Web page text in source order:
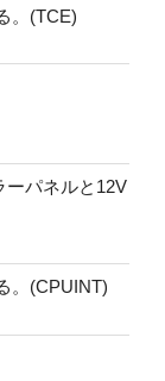
。(TCE)
ーパネルと12V
。(CPUINT)